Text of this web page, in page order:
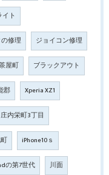
ト
修理 ジョイコン修理
屋町 ブラックアウト
郡 Xperia XZ1
庄内栄町3丁目
iPhone10ｓ
の第7世代 川面